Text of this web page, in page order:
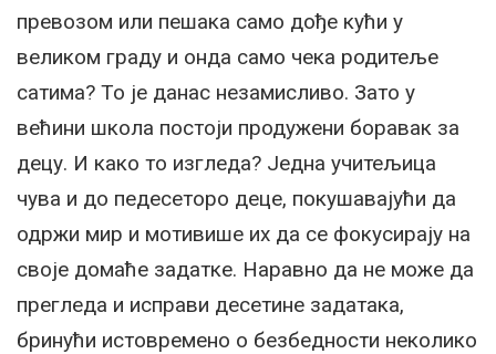
превозом или пешака само дође кући у
великом граду и онда само чека родитеље
сатима? То је данас незамисливо. Зато у
већини школа постоји продужени боравак за
децу. И како то изгледа? Једна учитељица
чува и до педесеторо деце, покушавајући да
одржи мир и мотивише их да се фокусирају на
своје домаће задатке. Наравно да не може да
прегледа и исправи десетине задатака,
бринући истовремено о безбедности неколико